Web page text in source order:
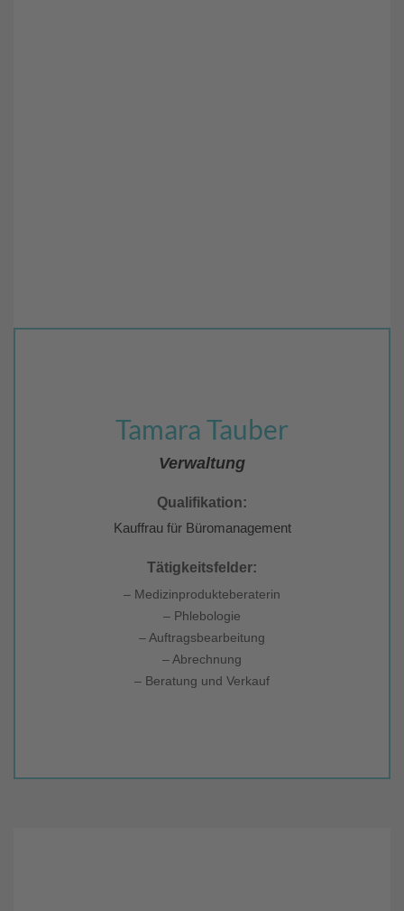
Tamara Tauber
Verwaltung
Qualifikation:
Kauffrau für Büromanagement
Tätigkeitsfelder:
– Medizinprodukteberaterin
– Phlebologie
– Auftragsbearbeitung
– Abrechnung
– Beratung und Verkauf